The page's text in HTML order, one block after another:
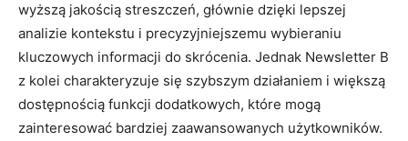
wyższą jakością⁣ streszczeń, ​głównie dzięki lepszej
analizie kontekstu i precyzyjniejszemu wybieraniu
⁣kluczowych informacji ‌do skrócenia. Jednak Newsletter B
z kolei⁣ charakteryzuje się szybszym działaniem‌ i większą ​
dostępnością funkcji ‌dodatkowych, które⁢ mogą
zainteresować bardziej zaawansowanych użytkowników.